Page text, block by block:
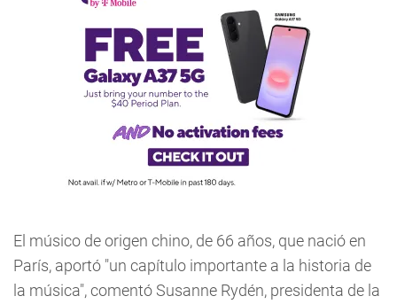
El músico de origen chino, de 66 años, que nació en
París, aportó "un capítulo importante a la historia de
la música", comentó Susanne Rydén, presidenta de la